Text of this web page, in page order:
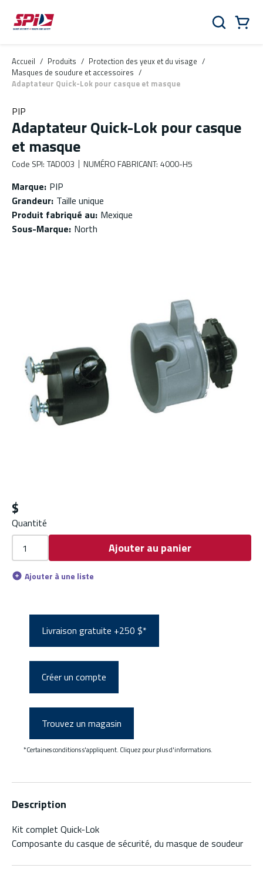
Aller au contenu principal
Skip to menu
Skip to footer
Rechercher
Accueil / Produits / Protection des yeux et du visage /
Masques de soudure et accessoires /
Adaptateur Quick-Lok pour casque et masque
PIP
Adaptateur Quick-Lok pour casque
et masque
Code SPI: TAD003 NUMÉRO FABRICANT: 4000-H5
Marque: PIP
Grandeur: Taille unique
Produit fabriqué au: Mexique
Sous-Marque: North
$
Quantité
Ajouter au panier
Ajouter à une liste
Livraison gratuite +250 $*
Créer un compte
Trouvez un magasin
*Certaines conditions s'appliquent. Cliquez pour plus d'informations.
Description
Kit complet Quick-Lok
Composante du casque de sécurité, du masque de soudeur